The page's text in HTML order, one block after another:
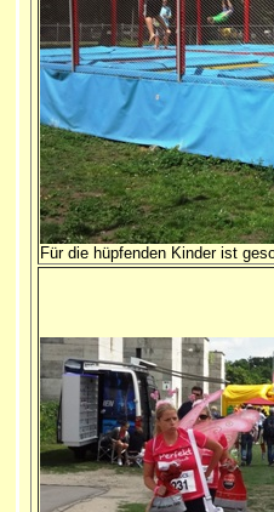
Für die hüpfenden Kinder ist